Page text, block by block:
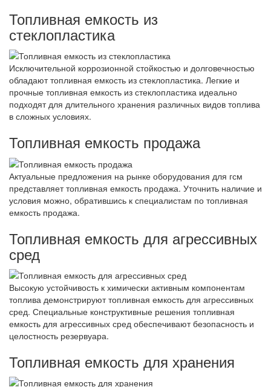
Топливная емкость из
стеклопластика
Исключительной коррозионной стойкостью и долговечностью
обладают топливная емкость из стеклопластика. Легкие и
прочные топливная емкость из стеклопластика идеально
подходят для длительного хранения различных видов топлива
в сложных условиях.
Топливная емкость продажа
Актуальные предложения на рынке оборудования для гсм
представляет топливная емкость продажа. Уточнить наличие и
условия можно, обратившись к специалистам по топливная
емкость продажа.
Топливная емкость для агрессивных
сред
Высокую устойчивость к химически активным компонентам
топлива демонстрируют топливная емкость для агрессивных
сред. Специальные конструктивные решения топливная
емкость для агрессивных сред обеспечивают безопасность и
целостность резервуара.
Топливная емкость для хранения